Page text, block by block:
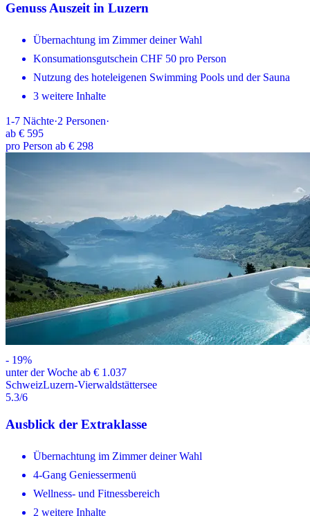
Genuss Auszeit in Luzern
Übernachtung im Zimmer deiner Wahl
Konsumationsgutschein CHF 50 pro Person
Nutzung des hoteleigenen Swimming Pools und der Sauna
3 weitere Inhalte
1-7 Nächte·2 Personen·
ab € 595
pro Person ab € 298
- 19%
unter der Woche ab € 1.037
SchweizLuzern-Vierwaldstättersee
5.3/6
Ausblick der Extraklasse
Übernachtung im Zimmer deiner Wahl
4-Gang Geniessermenü
Wellness- und Fitnessbereich
2 weitere Inhalte